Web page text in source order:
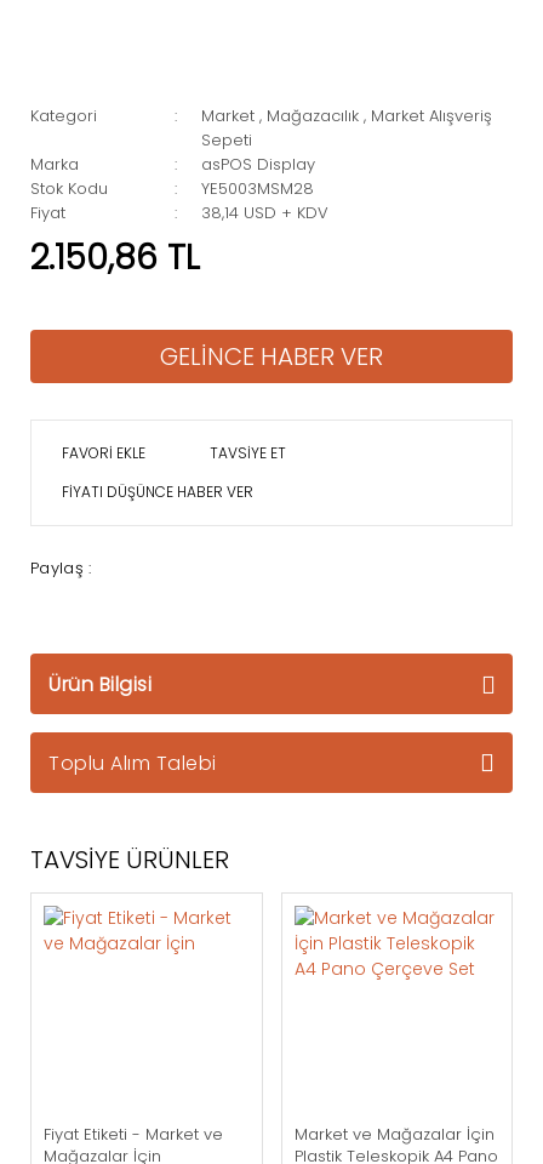
Kategori Market , Mağazacılık , Market Alışveriş
Sepeti
Marka
asPOS Display
Stok Kodu
YE5003MSM28
Fiyat
38,14 USD + KDV
2.150,86 TL
GELİNCE HABER VER
TAVSİYE ET
FİYATI DÜŞÜNCE HABER VER
Paylaş :
Ürün Bilgisi
Toplu Alım Talebi
TAVSİYE ÜRÜNLER
Fiyat Etiketi - Market ve
Mağazalar İçin
Market ve Mağazalar İçin
Plastik Teleskopik A4 Pano